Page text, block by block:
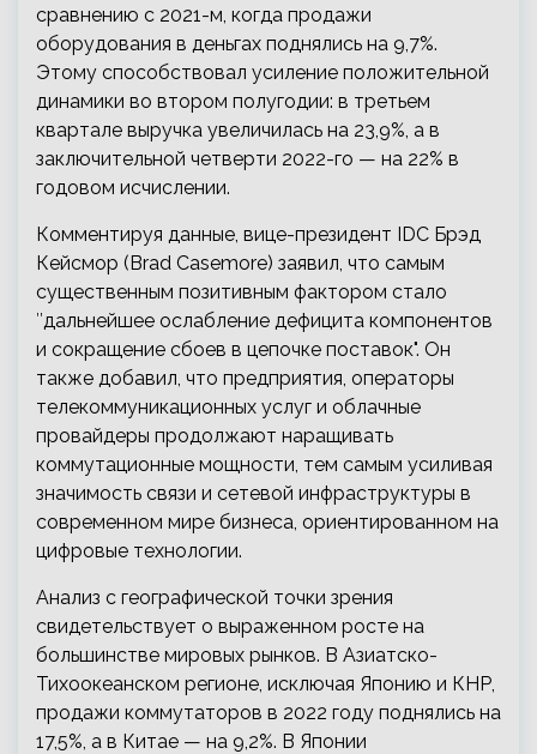
сравнению с 2021-м, когда продажи
оборудования в деньгах поднялись на 9,7%.
Этому способствовал усиление положительной
динамики во втором полугодии: в третьем
квартале выручка увеличилась на 23,9%, а в
заключительной четверти 2022-го — на 22% в
годовом исчислении.
Комментируя данные, вице-президент IDC Брэд
Кейсмор (Brad Casemore) заявил, что самым
существенным позитивным фактором стало
″дальнейшее ослабление дефицита компонентов
и сокращение сбоев в цепочке поставок". Он
также добавил, что предприятия, операторы
телекоммуникационных услуг и облачные
провайдеры продолжают наращивать
коммутационные мощности, тем самым усиливая
значимость связи и сетевой инфраструктуры в
современном мире бизнеса, ориентированном на
цифровые технологии.
Анализ с географической точки зрения
свидетельствует о выраженном росте на
большинстве мировых рынков. В Азиатско-
Тихоокеанском регионе, исключая Японию и КНР,
продажи коммутаторов в 2022 году поднялись на
17,5%, а в Китае — на 9,2%. В Японии